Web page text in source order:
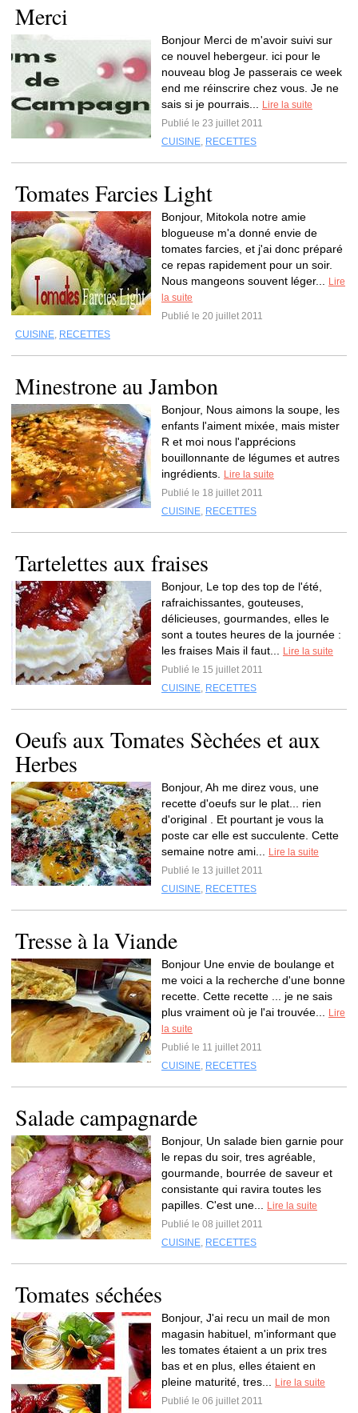
Merci
Bonjour Merci de m'avoir suivi sur
ce nouvel hebergeur. ici pour le
nouveau blog Je passerais ce week
end me réinscrire chez vous. Je ne
sais si je pourrais...
Lire la suite
Publié le 23 juillet 2011
CUISINE, RECETTES
Tomates Farcies Light
Bonjour, Mitokola notre amie
blogueuse m'a donné envie de
tomates farcies, et j'ai donc préparé
ce repas rapidement pour un soir.
Nous mangeons souvent léger...
Lire
la suite
Publié le 20 juillet 2011
CUISINE, RECETTES
Minestrone au Jambon
Bonjour, Nous aimons la soupe, les
enfants l'aiment mixée, mais mister
R et moi nous l'apprécions
bouillonnante de légumes et autres
ingrédients.
Lire la suite
Publié le 18 juillet 2011
CUISINE, RECETTES
Tartelettes aux fraises
Bonjour, Le top des top de l'été,
rafraichissantes, gouteuses,
délicieuses, gourmandes, elles le
sont a toutes heures de la journée :
les fraises Mais il faut...
Lire la suite
Publié le 15 juillet 2011
CUISINE, RECETTES
Oeufs aux Tomates Sèchées et aux
Herbes
Bonjour, Ah me direz vous, une
recette d'oeufs sur le plat... rien
d'original . Et pourtant je vous la
poste car elle est succulente. Cette
semaine notre ami...
Lire la suite
Publié le 13 juillet 2011
CUISINE, RECETTES
Tresse à la Viande
Bonjour Une envie de boulange et
me voici a la recherche d'une bonne
recette. Cette recette ... je ne sais
plus vraiment où je l'ai trouvée...
Lire
la suite
Publié le 11 juillet 2011
CUISINE, RECETTES
Salade campagnarde
Bonjour, Un salade bien garnie pour
le repas du soir, tres agréable,
gourmande, bourrée de saveur et
consistante qui ravira toutes les
papilles. C'est une...
Lire la suite
Publié le 08 juillet 2011
CUISINE, RECETTES
Tomates séchées
Bonjour, J'ai recu un mail de mon
magasin habituel, m'informant que
les tomates étaient a un prix tres
bas et en plus, elles étaient en
pleine maturité, tres...
Lire la suite
Publié le 06 juillet 2011